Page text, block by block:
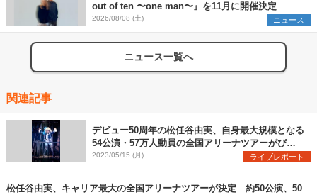
out of ten 〜one man〜』を11月に開催決定
2026/08/08 (土) ニュース
ニュース一覧へ
関連記事
デビュー50周年の松任谷由実、自身最大規模となる
54公演・57万人動員の全国アリーナツアーがぴあ
アリーナMMで開幕
2023/05/15 (月) ライブレポート
松任谷由実、キャリア最大の全国アリーナツアーが決定 約50公演、50